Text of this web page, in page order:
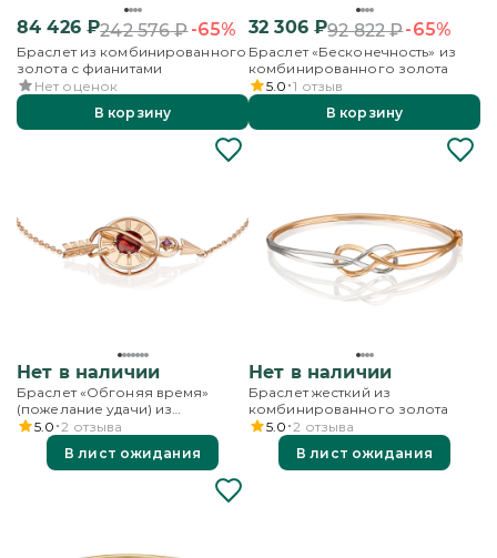
84 426₽242 576₽-65%
Браслет из комбинированного
золота с фианитами
Нет оценок
В корзину
32 306₽92 822₽-65%
Браслет «Бесконечность» из
комбинированного золота
5.0 1 отзыв
В корзину
Нет в наличии
Браслет «Обгоняя время»
(пожелание удачи) из
комбинированного золота с
гранатами
5.0 2 отзыва
В лист ожидания
Нет в наличии
Браслет жесткий из
комбинированного золота
5.0 2 отзыва
В лист ожидания